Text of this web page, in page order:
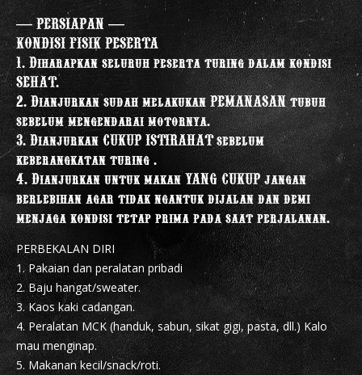
— PERSIAPAN —
KONDISI FISIK PESERTA
1. Diharapkan seluruh peserta turing dalam kondisi
SEHAT.
2. Dianjurkan sudah melakukan PEMANASAN tubuh
sebelum mengendarai motornya.
3. Dianjurkan CUKUP ISTIRAHAT sebelum
keberangkatan turing .
4. Dianjurkan untuk makan YANG CUKUP jangan
berlebihan agar tidak ngantuk dijalan dan demi
menjaga kondisi tetap prima pada saat perjalanan.
PERBEKALAN DIRI
1. Pakaian dan peralatan pribadi
2. Baju hangat/sweater.
3. Kaos kaki cadangan.
4. Peralatan MCK (handuk, sabun, sikat gigi, pasta, dll.) Kalo
mau menginap.
5. Makanan kecil/snack/roti.